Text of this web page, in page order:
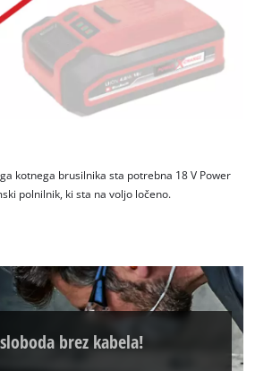
kotnega brusilnika sta potrebna 18 V Power
polnilnik, ki sta na voljo ločeno.
brez kabela!